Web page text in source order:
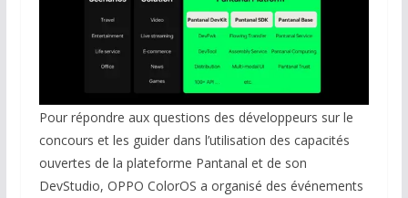
Pour répondre aux questions des développeurs sur le
concours et les guider dans l’utilisation des capacités
ouvertes de la plateforme Pantanal et de son
DevStudio, OPPO ColorOS a organisé des événements